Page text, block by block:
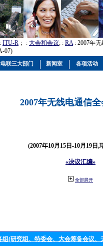
: ITU-R ； : 大会和会议; : RA: 2007年
07)
2007年无线电通信
(2007年10月15日-10月19日,
«决议汇编»
全部展开
组(研究组、特委会、大会筹备会议
电联三大部门 新闻室 各项活动